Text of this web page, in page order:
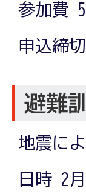
参加費
申込締
避難
地震に
日時 2